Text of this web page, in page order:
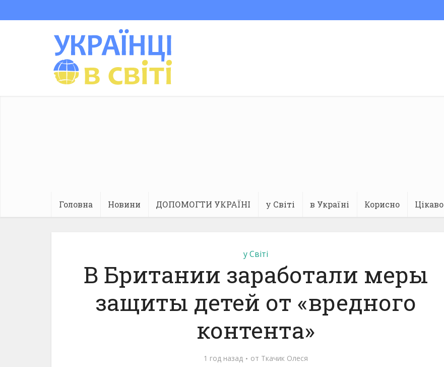
Головна Новини ДОПОМОГТИ УКРАЇНІ у Світі в Україні Корисно Цікаво
у Світі
В Британии заработали меры
защиты детей от «вредного
контента»
1 год назад от Ткачик Олеся